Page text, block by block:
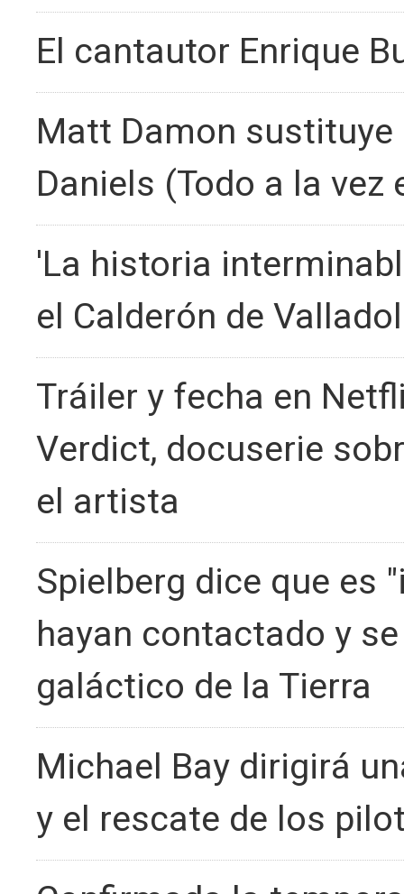
El cantautor Enrique
Matt Damon sustituye
Daniels (Todo a la
'La historia
el Calderón de
Tráiler y fecha en
Verdict, docuserie
el artista
Spielberg dice que es
hayan contactado y
galáctico de la Tierra
Michael Bay dirigirá
y el rescate de los